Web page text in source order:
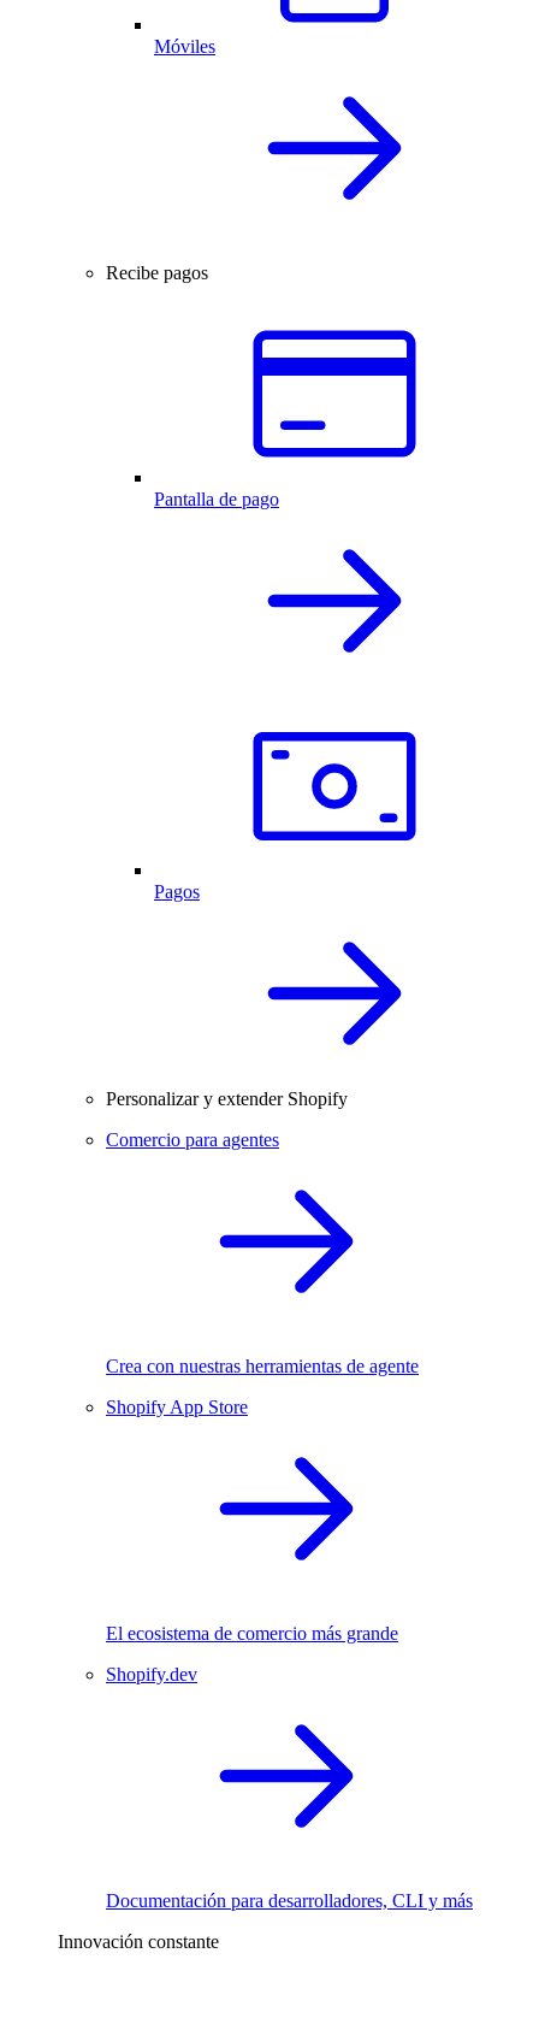
Móviles
Recibe pagos
Pantalla de pago
Pagos
Personalizar y extender Shopify
Comercio para agentes
Crea con nuestras herramientas de agente
Shopify App Store
El ecosistema de comercio más grande
Shopify.dev
Documentación para desarrolladores, CLI y más
Innovación constante